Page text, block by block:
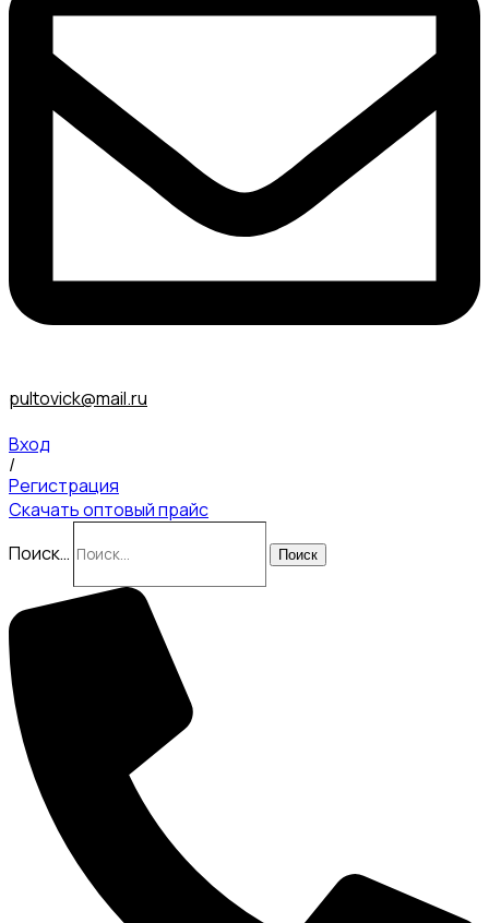
pultovick@mail.ru
Вход
/
Регистрация
Скачать оптовый прайс
Поиск…
Поиск